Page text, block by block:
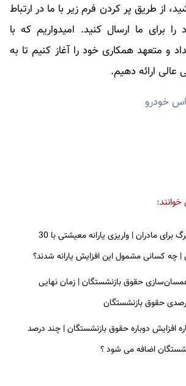
از طریق پر کردن فرم زیر با ما در ارتباط
برای ما ارسال کنید. امیدواریم که با
و متعهد همکاری خود را آغاز کنیم تا به
عالی ارائه دهیم.
خودرو
پرداخت کالابرگ برای مادران | واریزی یارانه معیشتی با 30
| چه کسانی مشمول این افزایش یارانه شدند؟
حقوق بازنشستگان | زمان نهایی
افزایش دوباره حقوق بازنشستگان | چند درصد
اضافه می شود ؟